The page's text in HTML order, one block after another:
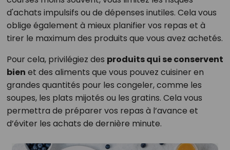
d'achats impulsifs ou de dépenses inutiles. Cela vous
oblige également à mieux planifier vos repas et à
tirer le maximum des produits que vous avez achetés.
Pour cela, privilégiez des produits qui se conservent
bien et des aliments que vous pouvez cuisiner en
grandes quantités pour les congeler, comme les
soupes, les plats mijotés ou les gratins. Cela vous
permettra de préparer vos repas à l’avance et
d’éviter les achats de dernière minute.